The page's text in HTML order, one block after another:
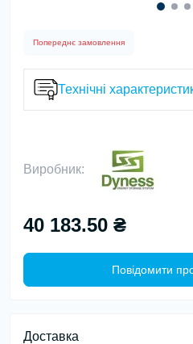
Попереднє замовлення
Технічні
Виробник:
40 183.50 ₴
Повідомити
Доставка